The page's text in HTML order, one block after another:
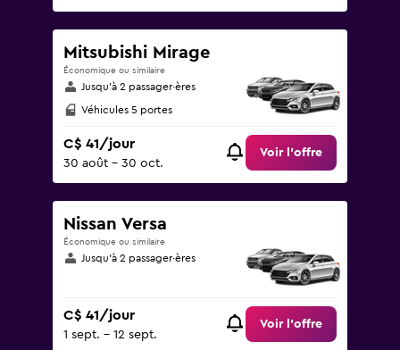
Mitsubishi Mirage
Économique ou similaire
Jusqu’à 2 passager·ères
Véhicules 5 portes
C$ 41/jour
30 août - 30 oct.
Voir l’offre
Nissan Versa
Économique ou similaire
Jusqu’à 2 passager·ères
C$ 41/jour
1 sept. - 12 sept.
Voir l’offre